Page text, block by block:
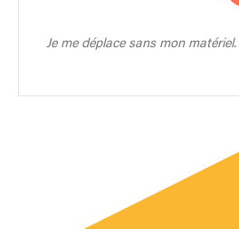
Je me déplace sans mon matériel.